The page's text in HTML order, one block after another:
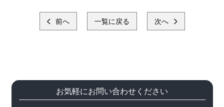
前へ 一覧に戻る 次へ
お気軽にお問い合わせください